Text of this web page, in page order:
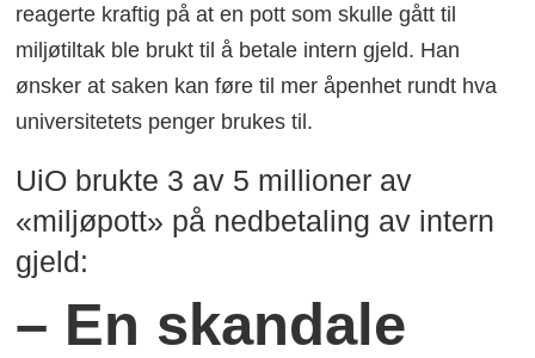
reagerte kraftig på at en pott som skulle gått til
miljøtiltak ble brukt til å betale intern gjeld. Han
ønsker at saken kan føre til mer åpenhet rundt hva
universitetets penger brukes til.
UiO brukte 3 av 5 millioner av
«miljøpott» på nedbetaling av intern
gjeld:
– En skandale